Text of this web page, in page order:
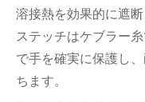
溶接熱を効果的に遮
ステッチはケブラー
で手を確実に保護し
ちます。